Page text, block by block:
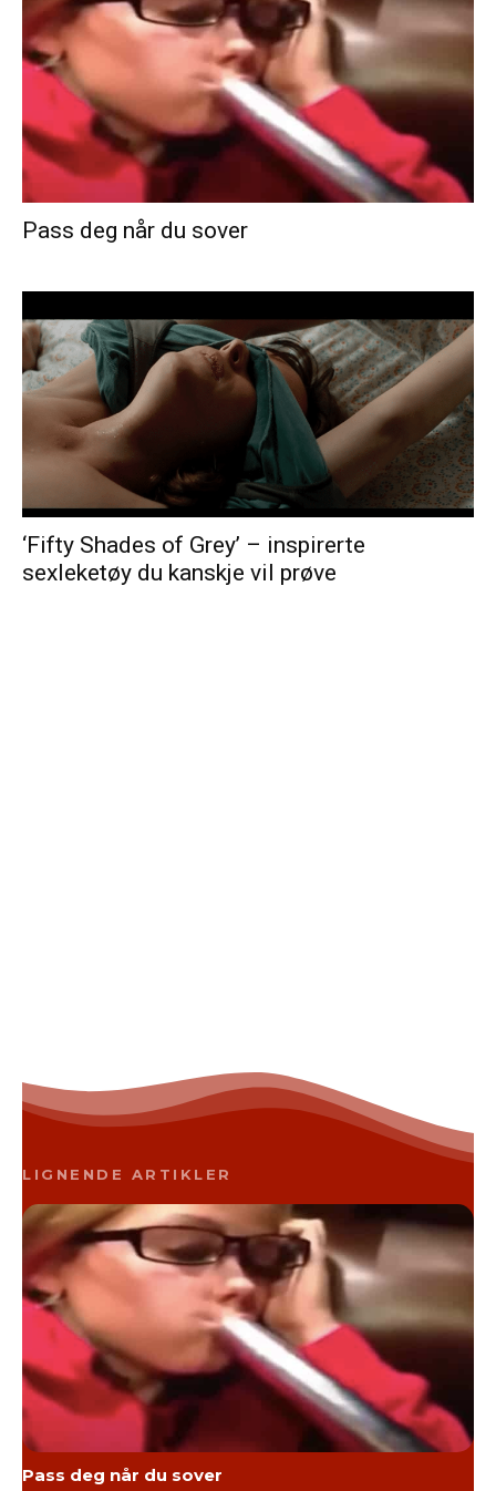
Pass deg når du sover
‘Fifty Shades of Grey’ – inspirerte
sexleketøy du kanskje vil prøve
LIGNENDE ARTIKLER
Pass deg når du sover